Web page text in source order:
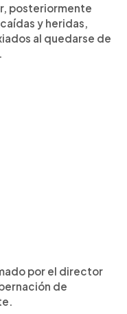
posteriormente
y heridas,
al quedarse de
por el director
de